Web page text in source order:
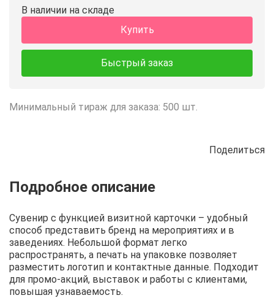
В наличии на складе
Купить
Быстрый заказ
Минимальный тираж для заказа: 500 шт.
Поделиться
Описание Отзывы Рецепты
Сувенир с функцией визитной карточки – удобный
способ представить бренд на мероприятиях и в
заведениях. Небольшой формат легко
распространять, а печать на упаковке позволяет
разместить логотип и контактные данные. Подходит
для промо-акций, выставок и работы с клиентами,
повышая узнаваемость.